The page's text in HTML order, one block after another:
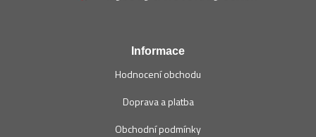
Informace
Hodnocení obchodu
Doprava a platba
Obchodní podmínky